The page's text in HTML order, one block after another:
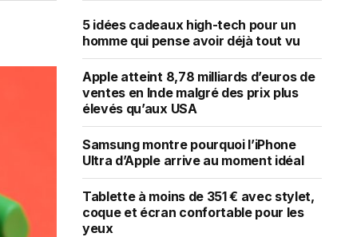
5 idées cadeaux high-tech pour un
homme qui pense avoir déjà tout vu
Apple atteint 8,78 milliards d’euros de
ventes en Inde malgré des prix plus
élevés qu’aux USA
Samsung montre pourquoi l’iPhone
Ultra d’Apple arrive au moment idéal
Tablette à moins de 351 € avec stylet,
coque et écran confortable pour les
yeux